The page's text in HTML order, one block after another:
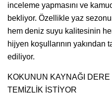
inceleme yapmasını ve
bekliyor. Özellikle yaz
hem deniz suyu kalitesinin
hijyen koşullarının
ediliyor.
KOKUNUN KAYNAĞI
TEMİZLİK İSTİYOR